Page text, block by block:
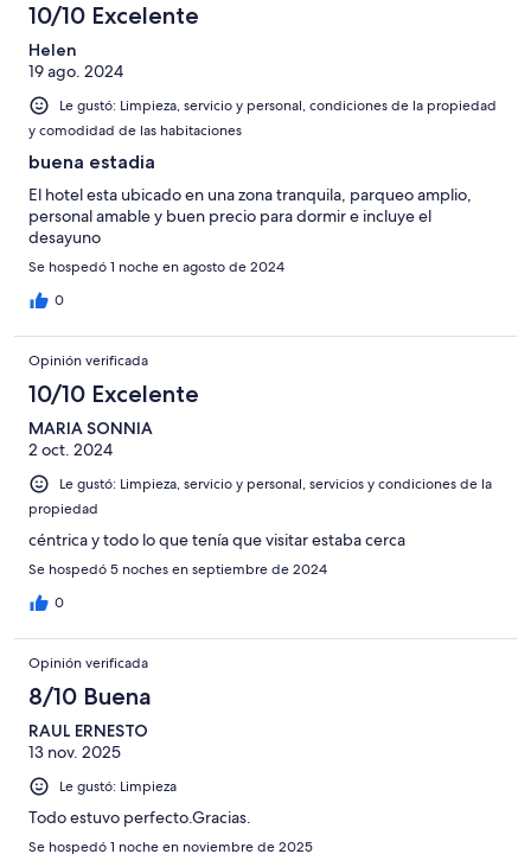
10/10 Excelente
Helen
19 ago. 2024
Le gustó: Limpieza, servicio y personal, condiciones de la propiedad
y comodidad de las habitaciones
buena estadia
El hotel esta ubicado en una zona tranquila, parqueo amplio,
personal amable y buen precio para dormir e incluye el
desayuno
Se hospedó 1 noche en agosto de 2024
0
Opinión verificada
10/10 Excelente
MARIA SONNIA
2 oct. 2024
Le gustó: Limpieza, servicio y personal, servicios y condiciones de la
propiedad
céntrica y todo lo que tenía que visitar estaba cerca
Se hospedó 5 noches en septiembre de 2024
0
Opinión verificada
8/10 Buena
RAUL ERNESTO
13 nov. 2025
Le gustó: Limpieza
Todo estuvo perfecto.Gracias.
Se hospedó 1 noche en noviembre de 2025